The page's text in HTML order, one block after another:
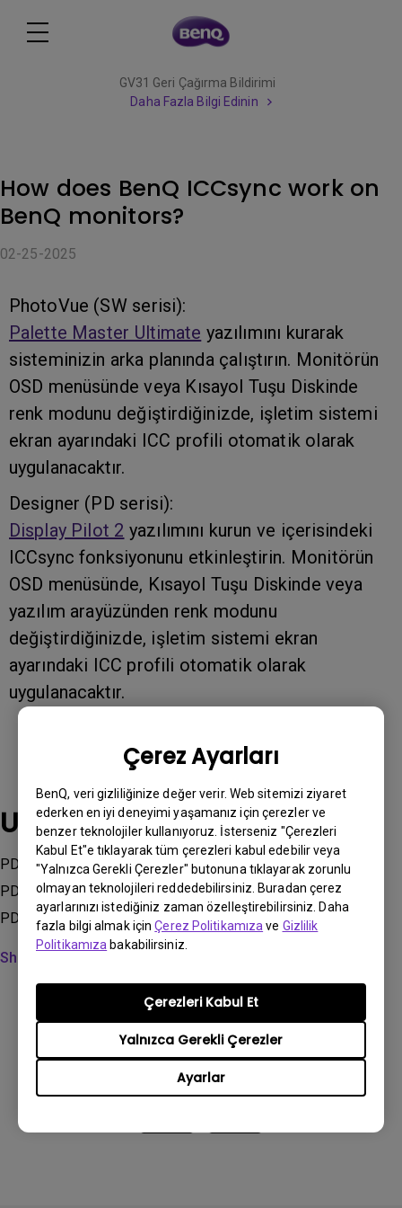
Çerez Ayarları
BenQ, veri gizliliğinize değer verir. Web sitemizi ziyaret
ederken en iyi deneyimi yaşamanız için çerezler ve
benzer teknolojiler kullanıyoruz. İsterseniz "Çerezleri
Kabul Et"e tıklayarak tüm çerezleri kabul edebilir veya
"Yalnızca Gerekli Çerezler" butonuna tıklayarak zorunlu
olmayan teknolojileri reddedebilirsiniz. Buradan çerez
ayarlarınızı istediğiniz zaman özelleştirebilirsiniz. Daha
fazla bilgi almak içinÇerez Politikamıza ve Gizlilik
Politikamıza bakabilirsiniz.
Ayarlar
Yalnızca Gerekli Çerezler
Çerezleri Kabul Et
GV31 Geri Çağırma Bildirimi
Daha Fazla Bilgi Edinin
How does BenQ ICCsync work on
BenQ monitors?
02-25-2025
PhotoVue (SW serisi):
Palette Master Ultimate yazılımını kurarak
sisteminizin arka planında çalıştırın. Monitörün
OSD menüsünde veya Kısayol Tuşu Diskinde
renk modunu değiştirdiğinizde, işletim sistemi
ekran ayarındaki ICC profili otomatik olarak
uygulanacaktır.
Designer (PD serisi):
Display Pilot 2 yazılımını kurun ve içerisindeki
ICCsync fonksiyonunu etkinleştirin. Monitörün
OSD menüsünde, Kısayol Tuşu Diskinde veya
yazılım arayüzünden renk modunu
değiştirdiğinizde, işletim sistemi ekran
ayarındaki ICC profili otomatik olarak
uygulanacaktır.
Uygulanabilir modeller
PD2506Q, PD2705Q, PD2705U, PD2705UA, PD2706QN,
PD2706U, PD2706UA, PD2725U, PD2730S, PD3205U,
PD3205UA, PD3220U, PD3225U, PD3226G, PD3420Q...
Show more
Bu bilgi yardımcı oldu mu?